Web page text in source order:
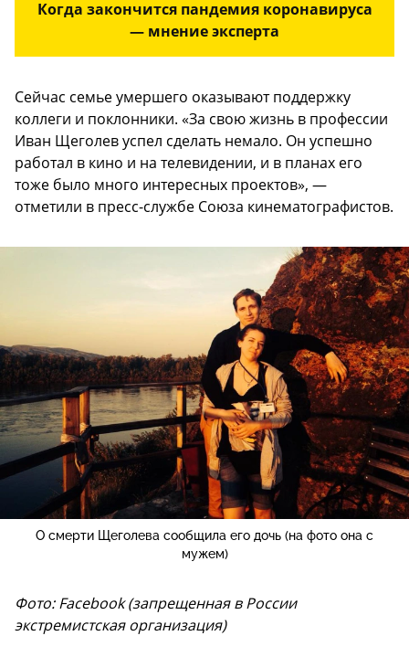
Когда закончится пандемия коронавируса
— мнение эксперта
Сейчас семье умершего оказывают поддержку
коллеги и поклонники. «За свою жизнь в профессии
Иван Щеголев успел сделать немало. Он успешно
работал в кино и на телевидении, и в планах его
тоже было много интересных проектов», —
отметили в пресс-службе Союза кинематографистов.
О смерти Щеголева сообщила его дочь (на фото она с
мужем)
Фото: Facebook (запрещенная в России
экстремистская организация)